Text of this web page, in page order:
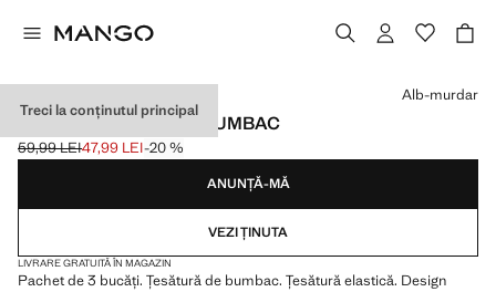
Treci la conținutul principal
PACHET CHILOȚI DIN BUMBAC
Preț inițial tăiat [59,99 LEI ]
59,99 LEI
Preț actual [47,99 LEI ]
47,99 LEI-20 %
Selectează o culoare
Alb-murdar
ANUNȚĂ-MĂ
VEZI ȚINUTA
LIVRARE GRATUITĂ ÎN MAGAZIN
Pachet de 3 bucăți. Țesătură de bumbac. Țesătură elastică. Design